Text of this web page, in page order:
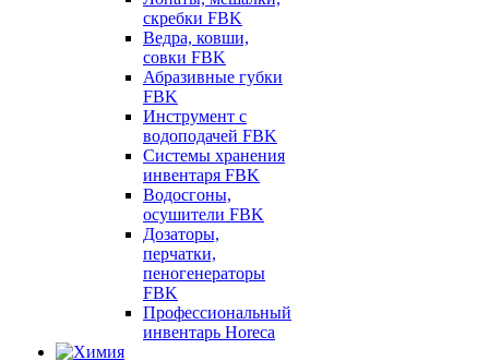
скребки FBK
Ведра, ковши,
совки FBK
Абразивные губки
FBK
Инструмент с
водоподачей FBK
Системы хранения
инвентаря FBK
Водосгоны,
осушители FBK
Дозаторы,
перчатки,
пеногенераторы
FBK
Профессиональный
инвентарь Horeca